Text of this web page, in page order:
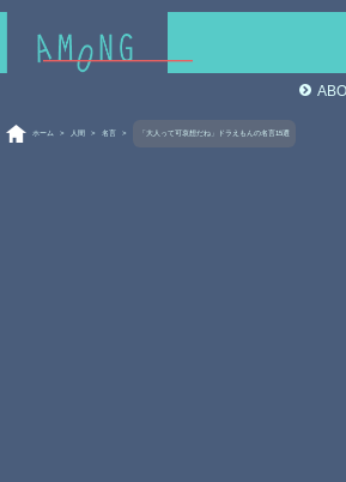
ホーム > 人間 > 名言 > 「大人って可哀想だね」ドラえもんの名言15選